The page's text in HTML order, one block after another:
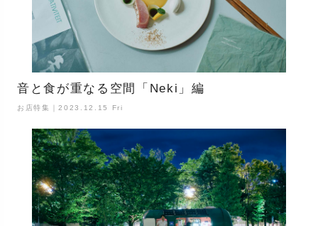
音と食が重なる空間「Neki」編
お店特集｜2023.12.15 Fri